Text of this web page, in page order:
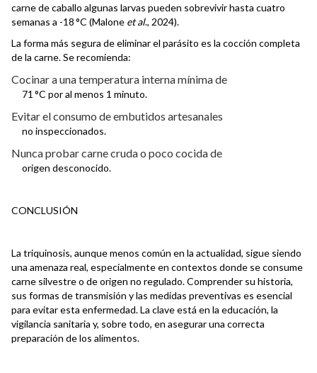
carne de caballo algunas larvas pueden sobrevivir hasta cuatro
semanas a -18 °C (Malone et al., 2024).
La forma más segura de eliminar el parásito es la cocción completa
de la carne. Se recomienda:
Cocinar a una temperatura interna mínima de
71 °C por al menos 1 minuto.
Evitar el consumo de embutidos artesanales
no inspeccionados.
Nunca probar carne cruda o poco cocida de
origen desconocido.
CONCLUSIÓN
La triquinosis, aunque menos común en la actualidad, sigue siendo
una amenaza real, especialmente en contextos donde se consume
carne silvestre o de origen no regulado. Comprender su historia,
sus formas de transmisión y las medidas preventivas es esencial
para evitar esta enfermedad. La clave está en la educación, la
vigilancia sanitaria y, sobre todo, en asegurar una correcta
preparación de los alimentos.